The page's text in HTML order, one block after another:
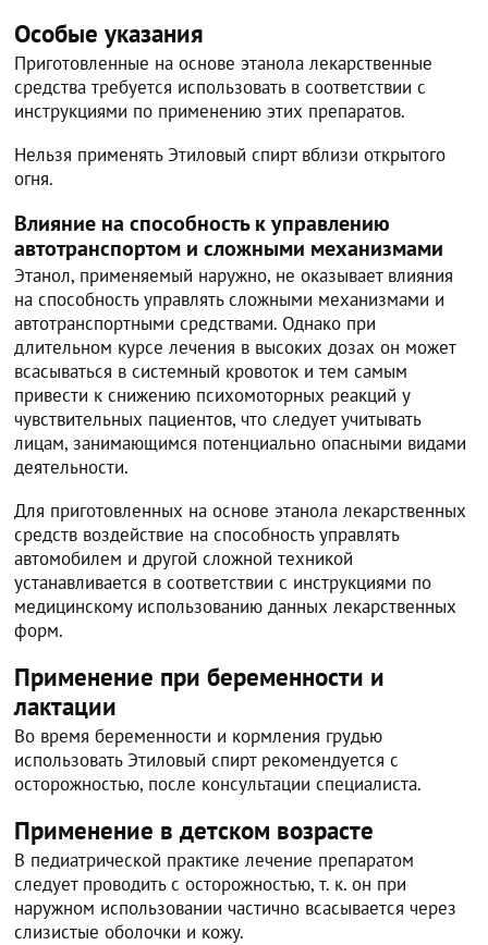
Особые указания
Приготовленные на основе этанола лекарственные
средства требуется использовать в соответствии с
инструкциями по применению этих препаратов.
Нельзя применять Этиловый спирт вблизи открытого
огня.
Влияние на способность к управлению
автотранспортом и сложными механизмами
Этанол, применяемый наружно, не оказывает влияния
на способность управлять сложными механизмами и
автотранспортными средствами. Однако при
длительном курсе лечения в высоких дозах он может
всасываться в системный кровоток и тем самым
привести к снижению психомоторных реакций у
чувствительных пациентов, что следует учитывать
лицам, занимающимся потенциально опасными видами
деятельности.
Для приготовленных на основе этанола лекарственных
средств воздействие на способность управлять
автомобилем и другой сложной техникой
устанавливается в соответствии с инструкциями по
медицинскому использованию данных лекарственных
форм.
Применение при беременности и
лактации
Во время беременности и кормления грудью
использовать Этиловый спирт рекомендуется с
осторожностью, после консультации специалиста.
Применение в детском возрасте
В педиатрической практике лечение препаратом
следует проводить с осторожностью, т. к. он при
наружном использовании частично всасывается через
слизистые оболочки и кожу.